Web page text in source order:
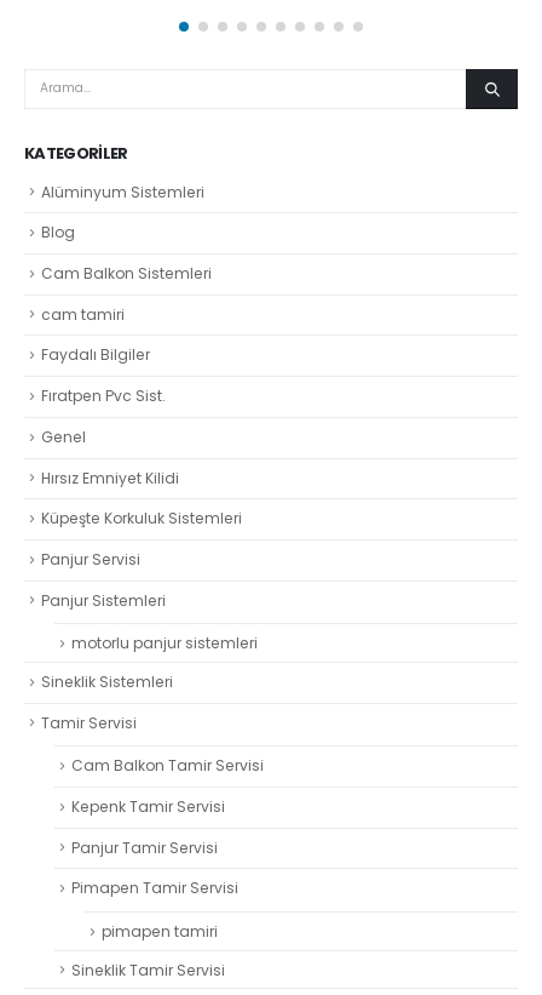
KATEGORILER
Alüminyum Sistemleri
Blog
Cam Balkon Sistemleri
cam tamiri
Faydalı Bilgiler
Fıratpen Pvc Sist.
Genel
Hırsız Emniyet Kilidi
Küpeşte Korkuluk Sistemleri
Panjur Servisi
Panjur Sistemleri
motorlu panjur sistemleri
Sineklik Sistemleri
Tamir Servisi
Cam Balkon Tamir Servisi
Kepenk Tamir Servisi
Panjur Tamir Servisi
Pimapen Tamir Servisi
pimapen tamiri
Sineklik Tamir Servisi